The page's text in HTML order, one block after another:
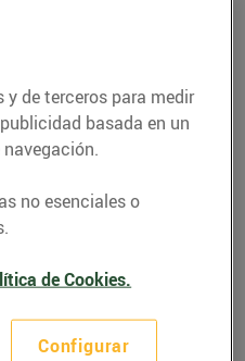
SALUDABLES
de
de terceros para medir
basada en un
no esenciales o
de Cookies.
Configurar